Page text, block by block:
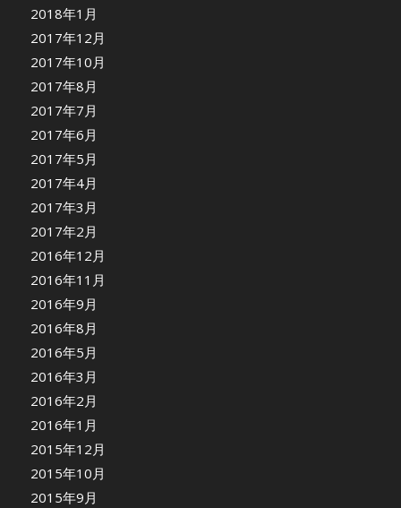
2018年1月
2017年12月
2017年10月
2017年8月
2017年7月
2017年6月
2017年5月
2017年4月
2017年3月
2017年2月
2016年12月
2016年11月
2016年9月
2016年8月
2016年5月
2016年3月
2016年2月
2016年1月
2015年12月
2015年10月
2015年9月